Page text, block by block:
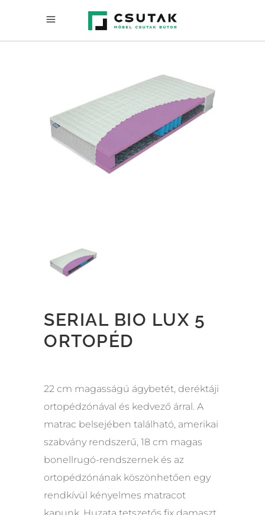
SERIAL BIO LUX 5
ORTOPÉD
22 cm magasságú ágybetét, deréktáji
ortopédzónával és kedvező árral. A
matrac belsejében található, amerikai
szabvány rendszerű, 18 cm magas
bonellrugó-rendszernek és az
ortopédzónának köszönhetően egy
rendkívül kényelmes matracot